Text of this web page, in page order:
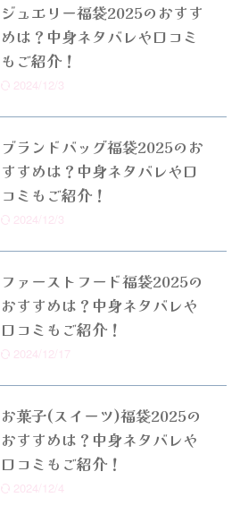
ジュエリー福袋2025のおすす
めは？中身ネタバレや口コミ
もご紹介！
2024/12/3
ブランドバッグ福袋2025のお
すすめは？中身ネタバレや口
コミもご紹介！
2024/12/3
ファーストフード福袋2025の
おすすめは？中身ネタバレや
口コミもご紹介！
2024/12/17
お菓子(スイーツ)福袋2025の
おすすめは？中身ネタバレや
口コミもご紹介！
2024/12/4